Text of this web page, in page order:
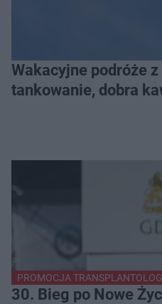
Wakacyjne podróże z
tankowanie, dobra
PROMOCJA
30. Bieg po Nowe